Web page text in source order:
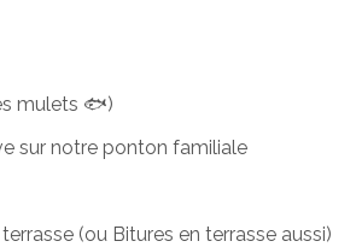
mulets 🐟)
sur notre ponton familiale
(ou Bitures en terrasse aussi)